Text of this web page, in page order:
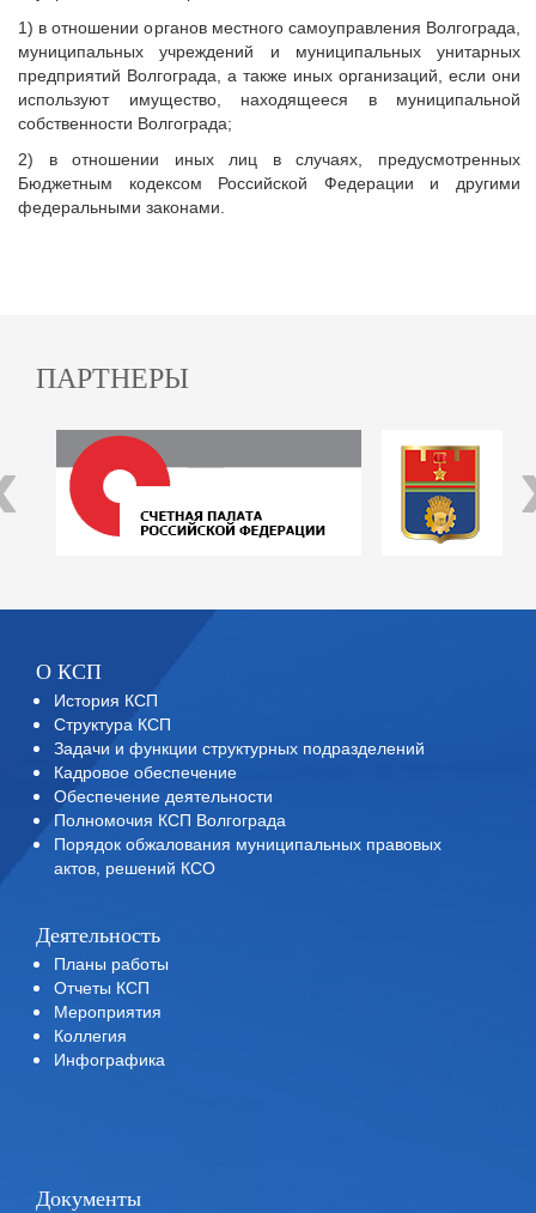
1) в отношении органов местного самоуправления Волгограда,
муниципальных учреждений и муниципальных унитарных
предприятий Волгограда, а также иных организаций, если они
используют имущество, находящееся в муниципальной
собственности Волгограда;
2) в отношении иных лиц в случаях, предусмотренных
Бюджетным кодексом Российской Федерации и другими
федеральными законами.
ПАРТНЕРЫ
О КСП
История КСП
Структура КСП
Задачи и функции структурных подразделений
Кадровое обеспечение
Обеспечение деятельности
Полномочия КСП Волгограда
Порядок обжалования муниципальных правовых
актов, решений КСО
Деятельность
Планы работы
Отчеты КСП
Мероприятия
Коллегия
Инфографика
Документы